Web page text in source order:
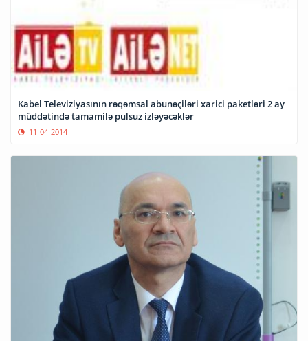
Kabel Televiziyasının rəqəmsal abunəçiləri xarici paketləri 2 ay
müddətində tamamilə pulsuz izləyəcəklər
11-04-2014